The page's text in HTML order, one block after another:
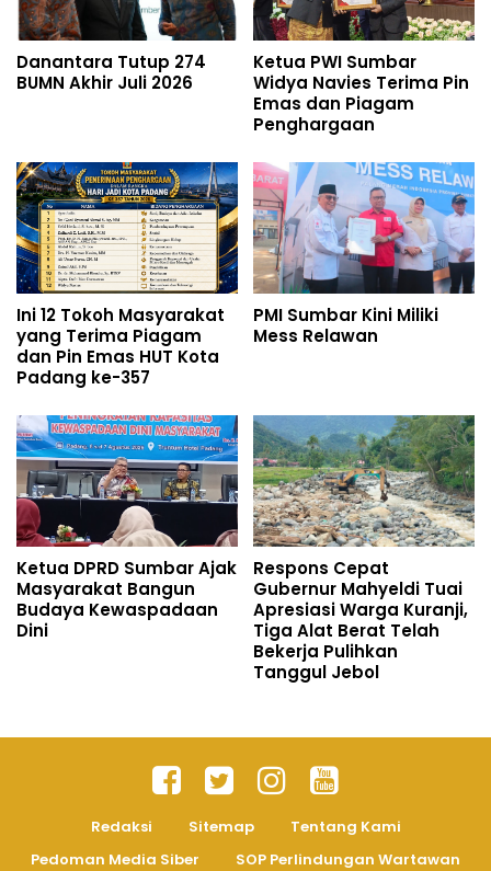
Danantara Tutup 274
BUMN Akhir Juli 2026
Ketua PWI Sumbar
Widya Navies Terima Pin
Emas dan Piagam
Penghargaan
Ini 12 Tokoh Masyarakat
yang Terima Piagam
dan Pin Emas HUT Kota
Padang ke-357
PMI Sumbar Kini Miliki
Mess Relawan
Ketua DPRD Sumbar Ajak
Masyarakat Bangun
Budaya Kewaspadaan
Dini
Respons Cepat
Gubernur Mahyeldi Tuai
Apresiasi Warga Kuranji,
Tiga Alat Berat Telah
Bekerja Pulihkan
Tanggul Jebol
Redaksi Sitemap
Tentang Kami
Pedoman Media Siber
SOP Perlindungan Wartawan